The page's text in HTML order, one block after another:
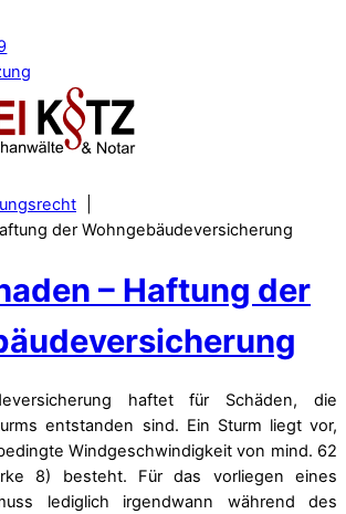
der Wohngebäudeversicherung
– Haftung der
haftet für Schäden, die
entstanden sind. Ein Sturm liegt vor,
Windgeschwindigkeit von mind. 62
8) besteht. Für das vorliegen eines
lediglich irgendwann während des